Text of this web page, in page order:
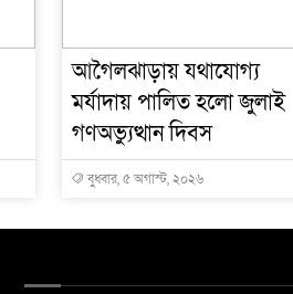
আগৈলঝাড়ায় যথাযোগ্য
মর্যাদায় পালিত হলো জুলাই
গণঅভ্যুত্থান দিবস
বুধবার, ৫ অগাস্ট, ২০২৬